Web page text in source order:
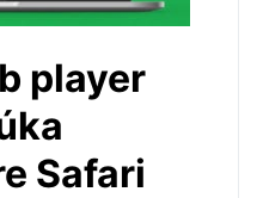
player
Safari